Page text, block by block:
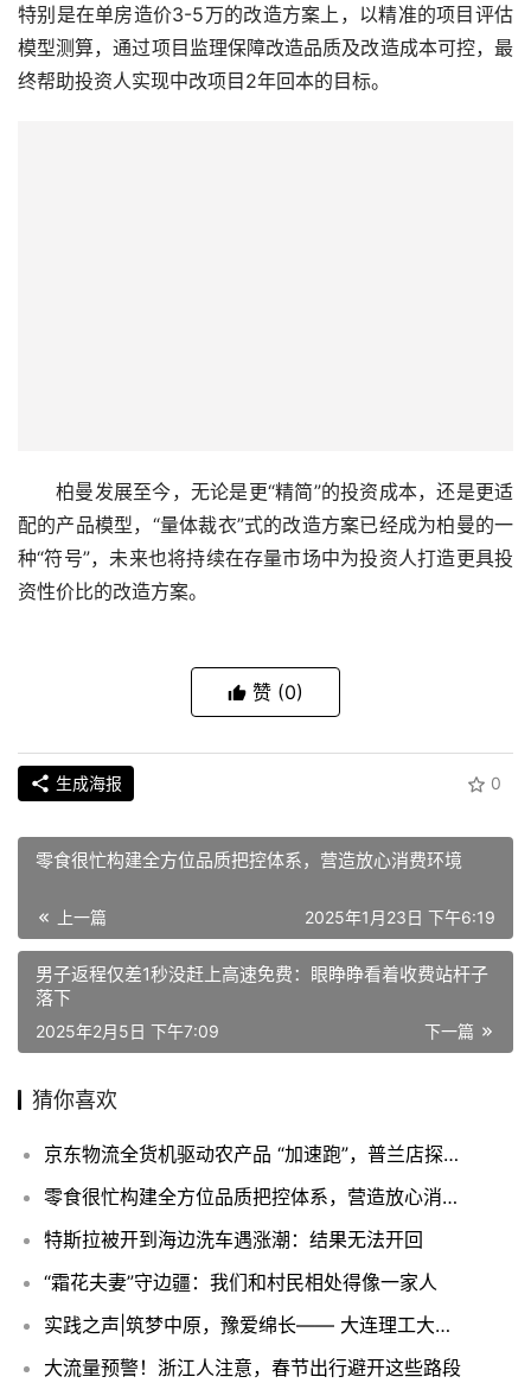
特别是在单房造价3-5万的改造方案上，以精准的项目评估
模型测算，通过项目监理保障改造品质及改造成本可控，最
终帮助投资人实现中改项目2年回本的目标。
柏曼发展至今，无论是更“精简”的投资成本，还是更适
配的产品模型，“量体裁衣”式的改造方案已经成为柏曼的一
种“符号”，未来也将持续在存量市场中为投资人打造更具投
资性价比的改造方案。
赞 (0)
生成海报 0
零食很忙构建全方位品质把控体系，营造放心消费环境
上一篇 2025年1月23日 下午6:19
男子返程仅差1秒没赶上高速免费：眼睁睁看着收费站杆子
落下
下一篇
2025年2月5日 下午7:09
猜你喜欢
京东物流全货机驱动农产品 “加速跑”，普兰店探索电商助农新典范
零食很忙构建全方位品质把控体系，营造放心消费环境
特斯拉被开到海边洗车遇涨潮：结果无法开回
“霜花夫妻”守边疆：我们和村民相处得像一家人
实践之声|筑梦中原，豫爱绵长—— 大连理工大学 “筑梦・豫爱童行” 实践团河南实践纪实
大流量预警！浙江人注意，春节出行避开这些路段